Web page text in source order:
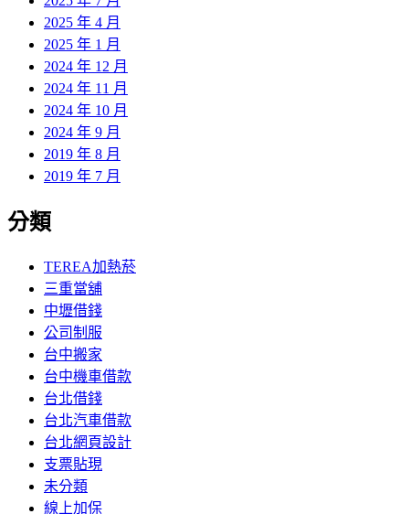
2025 年 4 月
2025 年 1 月
2024 年 12 月
2024 年 11 月
2024 年 10 月
2024 年 9 月
2019 年 8 月
2019 年 7 月
分類
TEREA加熱菸
三重當舖
中壢借錢
公司制服
台中搬家
台中機車借款
台北借錢
台北汽車借款
台北網頁設計
支票貼現
未分類
線上加保